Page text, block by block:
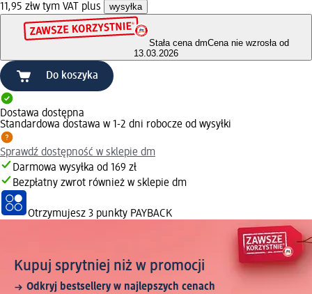
11,95 złw tym VAT plus wysyłka
Stała cena dmCena nie wzrosła od
13.03.2026
Do koszyka
Dostawa dostępna
Standardowa dostawa w 1-2 dni robocze od wysyłki
Sprawdź dostępność w sklepie dm
Darmowa wysyłka od 169 zł
Bezpłatny zwrot również w sklepie dm
Otrzymujesz 3 punkty PAYBACK
Kupuj sprytniej niż w promocji
Odkryj bestsellery w najlepszych cenach